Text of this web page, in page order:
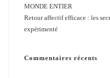
MONDE ENTIER
Retour affectif efficace : les
expérimenté
Commentaires récents